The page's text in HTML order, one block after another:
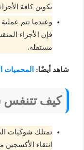
تكوين كافة
وعندما تتم
فإن الأجزاء
مستقلة.
شاهد أيضًا: المحميات
كيف تتنفس
تمتلك شوكيات
انتقاء